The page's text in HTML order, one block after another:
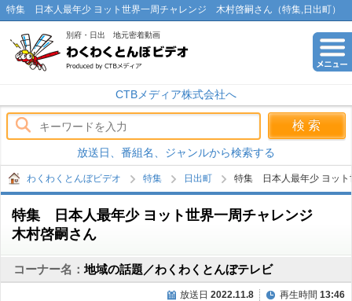
特集 日本人最年少 ヨット世界一周チャレンジ 木村啓嗣さん（特集,日出町）
別府・日出 地元密着動画
CTBメディア株式会社へ
放送日、番組名、ジャンルから検索する
わくわくとんぼビデオ 特集 日出町 特集 日本人最年少 ヨッ
特集 日本人最年少 ヨット世界一周チャレンジ
木村啓嗣さん
コーナー名：地域の話題／わくわくとんぼテレビ
放送日 2022.11.8 再生時間 13:46